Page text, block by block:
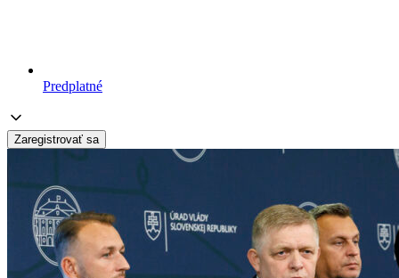
Predplatné
Zaregistrovať sa